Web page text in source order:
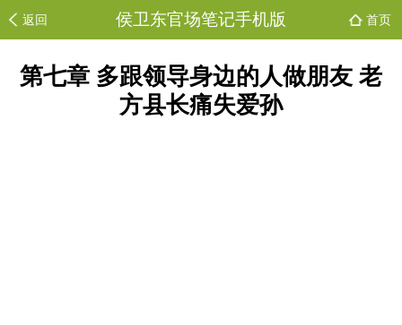
返回 侯卫东官场笔记手机版 首页
第七章 多跟领导身边的人做朋友 老
方县长痛失爱孙